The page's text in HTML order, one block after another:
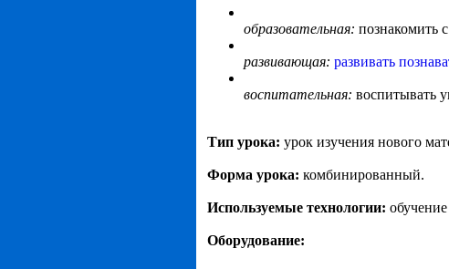
образовательная: познакомить
развивающая: развивать
воспитательная: воспитывать
Тип урока: урок изучения нового
Форма урока: комбинированный.
Используемые технологии:
Оборудование: